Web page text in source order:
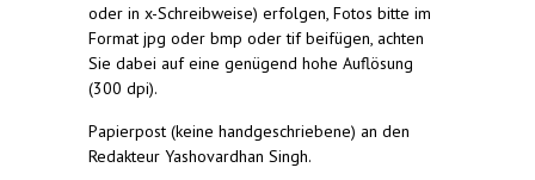
oder in x-Schreibweise) erfolgen, Fotos bitte im
Format jpg oder bmp oder tif beifügen, achten
Sie dabei auf eine genügend hohe Auflösung
(300 dpi).
Papierpost (keine handgeschriebene) an den
Redakteur Yashovardhan Singh.